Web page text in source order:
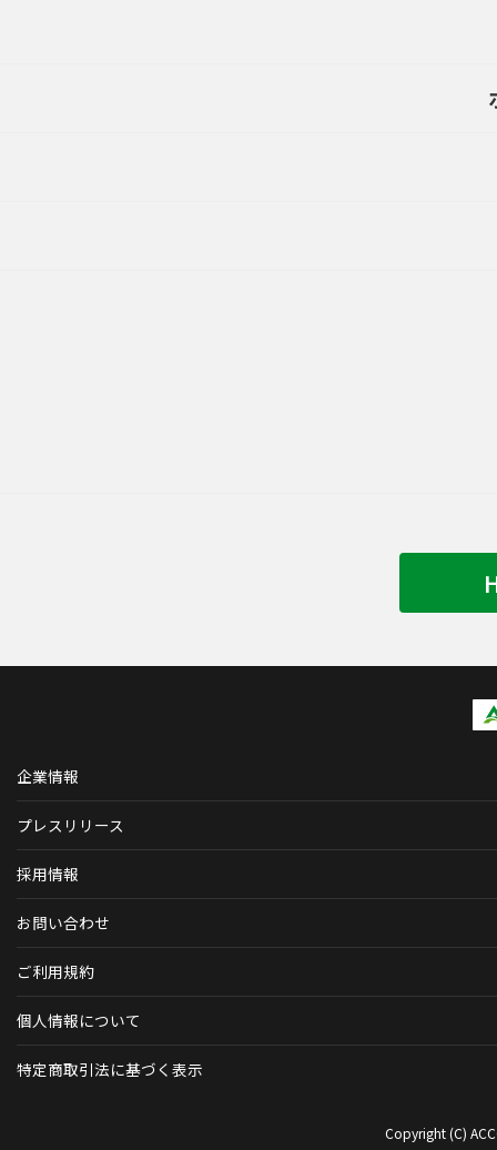
企業情報
プレスリリース
採用情報
お問い合わせ
ご利用規約
個人情報について
特定商取引法に基づく表示
Copyright (C)